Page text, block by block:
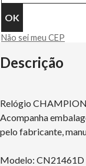
Não sei meu CEP
Descrição
Relógio
Acompanha
pelo fabricante,
Modelo: CN21461D